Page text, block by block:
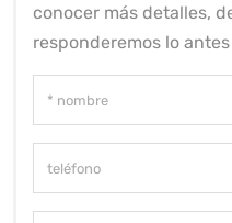
conocer más detalles,
responderemos lo